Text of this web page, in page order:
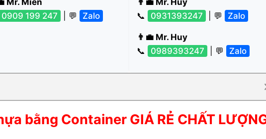
0909 199 247 | 💬 Zalo
📞
0931393247 | 💬 Zalo
👨‍💼 Mr. Huy
📞
0989393247 | 💬 Zalo
bằng Container GIÁ RẺ CHẤT